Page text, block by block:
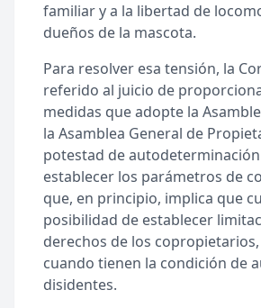
familiar y a la libertad de
dueños de la mascota.
Para resolver esa tensión, la
referido al juicio de
medidas que adopte la
la Asamblea General de
potestad de
establecer los parámetros de
que, en principio, implica que
posibilidad de establecer
derechos de los
cuando tienen la condición de
disidentes.